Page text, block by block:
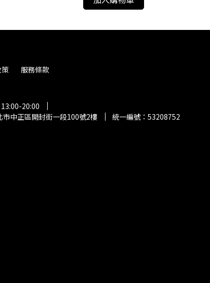
服務條款
20:00
市中正區開封街一段100號2樓
統一編號：53208752